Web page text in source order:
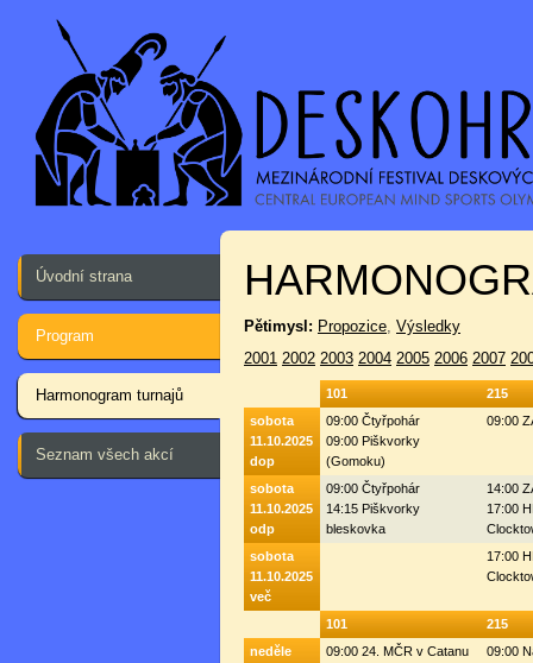
Úvodní strana
Program
Harmonogram turnajů
Seznam všech akcí
Pětimysl: Propozice, Výsledky
2001 2002 2003 2004 2005 2006 2007
101
215
sobota
11.10.2025
dop
09:00 Čtyřpohár
09:00 Piškvorky
(Gomoku)
09:00
sobota
11.10.2025
odp
09:00 Čtyřpohár
14:15 Piškvorky
bleskovka
14:00
17:00
sobota
11.10.2025
več
17:00
101
215
neděle
09:00 24. MČR v Catanu
09:00